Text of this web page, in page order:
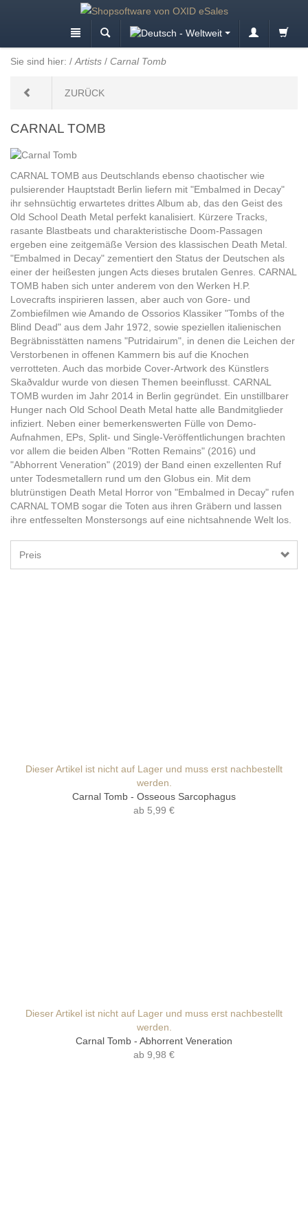
Sie sind hier: / Artists / Carnal Tomb
ZURÜCK
CARNAL TOMB
CARNAL TOMB aus Deutschlands ebenso chaotischer wie
pulsierender Hauptstadt Berlin liefern mit "Embalmed in Decay"
ihr sehnsüchtig erwartetes drittes Album ab, das den Geist des
Old School Death Metal perfekt kanalisiert. Kürzere Tracks,
rasante Blastbeats und charakteristische Doom-Passagen
ergeben eine zeitgemäße Version des klassischen Death Metal.
"Embalmed in Decay" zementiert den Status der Deutschen als
einer der heißesten jungen Acts dieses brutalen Genres. CARNAL
TOMB haben sich unter anderem von den Werken H.P.
Lovecrafts inspirieren lassen, aber auch von Gore- und
Zombiefilmen wie Amando de Ossorios Klassiker "Tombs of the
Blind Dead" aus dem Jahr 1972, sowie speziellen italienischen
Begräbnisstätten namens "Putridairum", in denen die Leichen der
Verstorbenen in offenen Kammern bis auf die Knochen
verrotteten. Auch das morbide Cover-Artwork des Künstlers
Skaðvaldur wurde von diesen Themen beeinflusst. CARNAL
TOMB wurden im Jahr 2014 in Berlin gegründet. Ein unstillbarer
Hunger nach Old School Death Metal hatte alle Bandmitglieder
infiziert. Neben einer bemerkenswerten Fülle von Demo-
Aufnahmen, EPs, Split- und Single-Veröffentlichungen brachten
vor allem die beiden Alben "Rotten Remains" (2016) und
"Abhorrent Veneration" (2019) der Band einen exzellenten Ruf
unter Todesmetallern rund um den Globus ein. Mit dem
blutrünstigen Death Metal Horror von "Embalmed in Decay" rufen
CARNAL TOMB sogar die Toten aus ihren Gräbern und lassen
ihre entfesselten Monstersongs auf eine nichtsahnende Welt los.
Preis
Dieser Artikel ist nicht auf Lager und muss erst nachbestellt
werden.
Carnal Tomb - Osseous Sarcophagus
ab 5,99 €
Dieser Artikel ist nicht auf Lager und muss erst nachbestellt
werden.
Carnal Tomb - Abhorrent Veneration
ab 9,98 €